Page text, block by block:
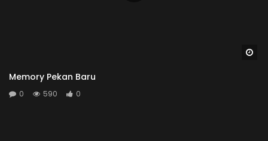
Memory Pekan Baru
0 590 0